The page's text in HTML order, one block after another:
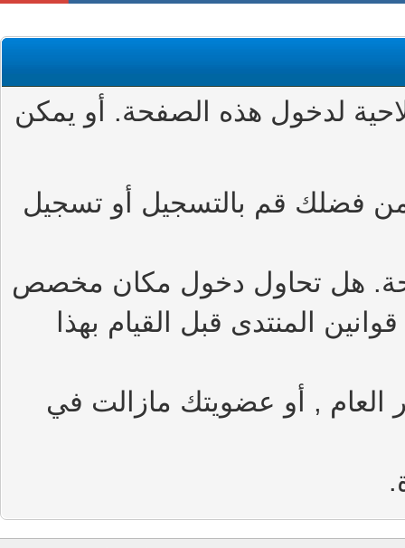
لدخول هذه الصفحة. أو يمكن
فضلك قم بالتسجيل أو تسجيل
هل تحاول دخول مكان مخصص
المنتدى قبل القيام بهذا
, أو عضويتك مازالت في